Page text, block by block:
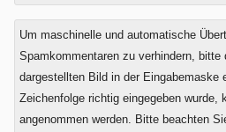
Acht
plus
Um maschinelle und automatische
Spamkommentaren zu verhindern, bitte
dargestellten Bild in der Eingabemaske
Zeichenfolge richtig eingegeben wurde,
angenommen werden. Bitte beachten